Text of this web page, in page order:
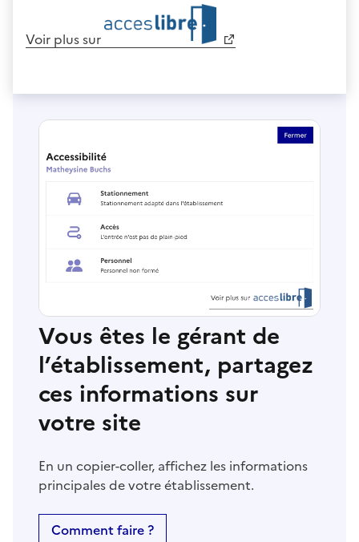
Voir plus sur
Vous êtes le gérant de
l’établissement, partagez
ces informations sur
votre site
En un copier-coller, affichez les informations
principales de votre établissement.
Comment faire ?